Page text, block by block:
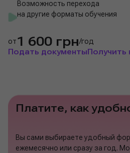
Возможность перехода
на другие форматы обучения
от1 600 грн/год
Подать документы Получить
Платите, как
Вы сами выбираете удобный
ежемесячно или сразу за год.